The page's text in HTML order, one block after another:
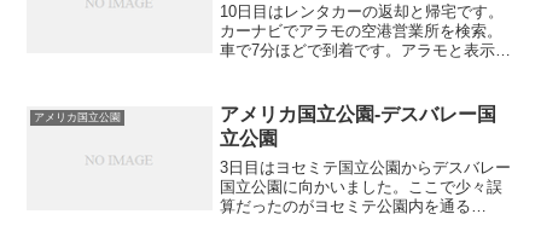
10日目はレンタカーの返却と帰宅です。
カーナビでアラモの空港営業所を検索。
車で7分ほどで到着です。アラモと表示が
係の人がやって来て、返却のレシートを
くれました。その際に...
アメリカ国立公園
アメリカ国立公園-デスバレー国
立公園
3日目はヨセミテ国立公園からデスバレー
国立公園に向かいました。ここで少々誤
算だったのがヨセミテ公園内を通る